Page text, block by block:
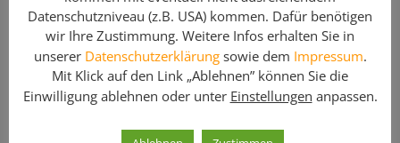
max. Arbeitshöhe oberste Etage:
10,20 m
max. Standhöhe oberste Etage:
8,20 m
Feldlänge / Gerüsttiefe:
3,07 m / 0,73 m
Enthaltene Komponenten
Datenschutzniveau (z.B. USA) kommen. Dafür benötigen
wir Ihre Zustimmung. Weitere Infos erhalten Sie in
unserer Datenschutzerklärungsowie dem Impressum.
Mit Klick auf den Link „Ablehnen” können Sie die
Einwilligung ablehnen oder unter Einstellungen anpassen.